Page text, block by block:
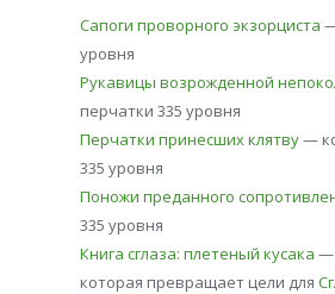
Сапоги проворного экзорциста
уровня
Рукавицы возрожденной
перчатки 335 уровня
Перчатки принесших клятву—
335 уровня
Поножи преданного
335 уровня
Книга сглаза: плетеный кусака —
которая превращает цели для